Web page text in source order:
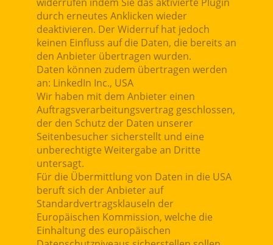
durch erneutes Anklicken wieder
deaktivieren. Der Widerruf hat jedoch
keinen Einfluss auf die Daten, die bereits an
den Anbieter übertragen wurden.
Daten können zudem übertragen werden
an: LinkedIn Inc., USA
Wir haben mit dem Anbieter einen
Auftragsverarbeitungsvertrag geschlossen,
der den Schutz der Daten unserer
Seitenbesucher sicherstellt und eine
unberechtigte Weitergabe an Dritte
untersagt.
Für die Übermittlung von Daten in die USA
beruft sich der Anbieter auf
Standardvertragsklauseln der
Europäischen Kommission, welche die
Einhaltung des europäischen